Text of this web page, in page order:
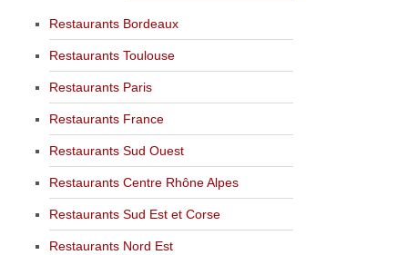
Restaurants Bordeaux
Restaurants Toulouse
Restaurants Paris
Restaurants France
Restaurants Sud Ouest
Restaurants Centre Rhône Alpes
Restaurants Sud Est et Corse
Restaurants Nord Est